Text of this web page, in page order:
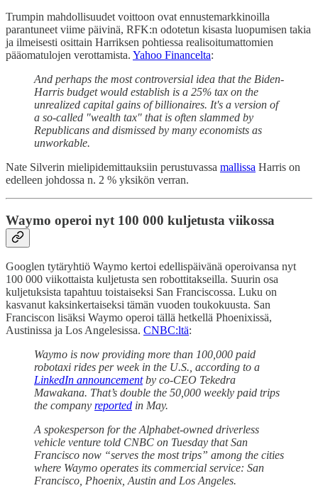
Trumpin mahdollisuudet voittoon ovat ennustemarkkinoilla
parantuneet viime päivinä, RFK:n odotetun kisasta luopumisen takia
ja ilmeisesti osittain Harriksen pohtiessa realisoitumattomien
pääomatulojen verottamista. Yahoo Financelta:
And perhaps the most controversial idea that the Biden-
Harris budget would establish is a 25% tax on the
unrealized capital gains of billionaires. It's a version of
a so-called "wealth tax" that is often slammed by
Republicans and dismissed by many economists as
unworkable.
Nate Silverin mielipidemittauksiin perustuvassa mallissa Harris on
edelleen johdossa n. 2 % yksikön verran.
Waymo operoi nyt 100 000 kuljetusta viikossa
Googlen tytäryhtiö Waymo kertoi edellispäivänä operoivansa nyt
100 000 viikottaista kuljetusta sen robottitakseilla. Suurin osa
kuljetuksista tapahtuu toistaiseksi San Franciscossa. Luku on
kasvanut kaksinkertaiseksi tämän vuoden toukokuusta. San
Franciscon lisäksi Waymo operoi tällä hetkellä Phoenixissä,
Austinissa ja Los Angelesissa. CNBC:ltä:
Waymo is now providing more than 100,000 paid
robotaxi rides per week in the U.S., according to a
LinkedIn announcementby co-CEO Tekedra
Mawakana. That’s double the 50,000 weekly paid trips
the company reported in May.
A spokesperson for the Alphabet-owned driverless
vehicle venture told CNBC on Tuesday that San
Francisco now “serves the most trips” among the cities
where Waymo operates its commercial service: San
Francisco, Phoenix, Austin and Los Angeles.